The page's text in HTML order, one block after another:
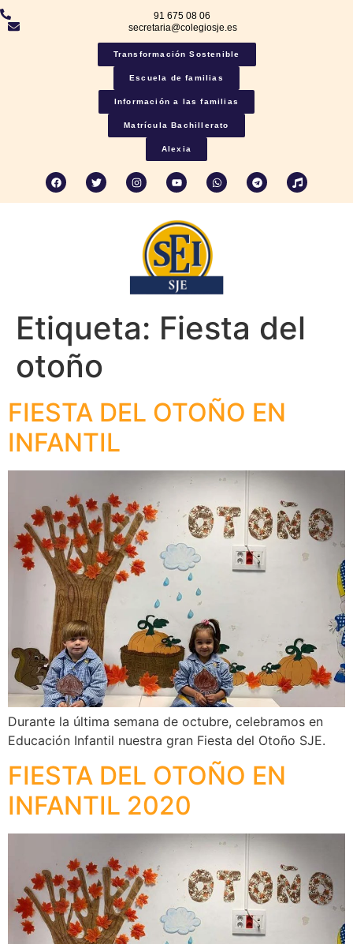
91 675 08 06
secretaria@colegiosje.es
Transformación Sostenible
Escuela de familias
Información a las familias
Matrícula Bachillerato
Alexia
Etiqueta: Fiesta del
otoño
FIESTA DEL OTOÑO EN
INFANTIL
Durante la última semana de octubre, celebramos en
Educación Infantil nuestra gran Fiesta del Otoño SJE.
FIESTA DEL OTOÑO EN
INFANTIL 2020